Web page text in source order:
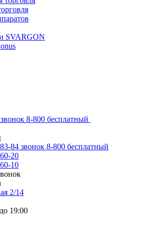
SVARGON
звонок 8-800 бесплатный
84 звонок 8-800 бесплатный
20
10
2/14
19:00